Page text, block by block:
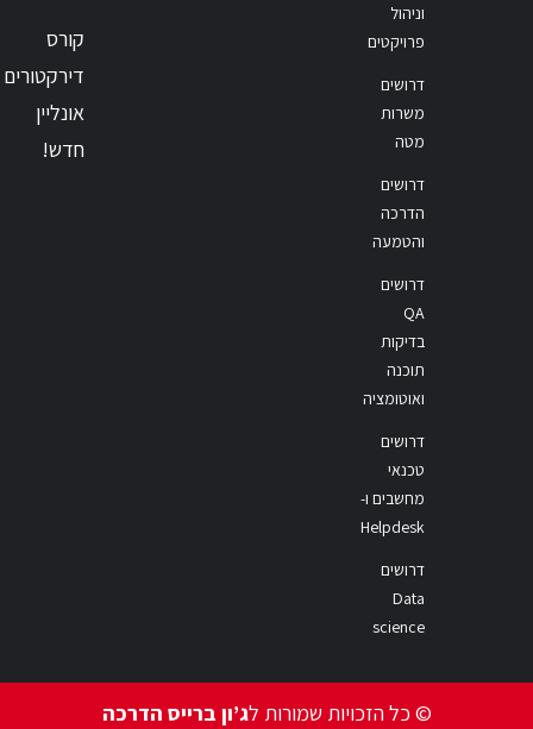
וניהול
פרויקטים
דרושים
משרות
מטה
דרושים
הדרכה
והטמעה
דרושים
QA
בדיקות
תוכנה
ואוטומציה
דרושים
טכנאי
מחשבים ו-
Helpdesk
דרושים
Data
science
קורס
דירקטורים
אונליין
חדש!
© כל הזכויות שמורות לג’ון ברייס הדרכה